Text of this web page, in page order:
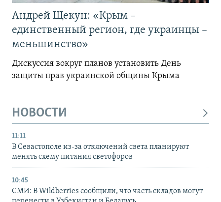
Андрей Щекун: «Крым –
единственный регион, где украинцы –
меньшинство»
Дискуссия вокруг планов установить День
защиты прав украинской общины Крыма
НОВОСТИ
11:11
В Севастополе из-за отключений света планируют
менять схему питания светофоров
10:45
СМИ: В Wildberries сообщили, что часть складов могут